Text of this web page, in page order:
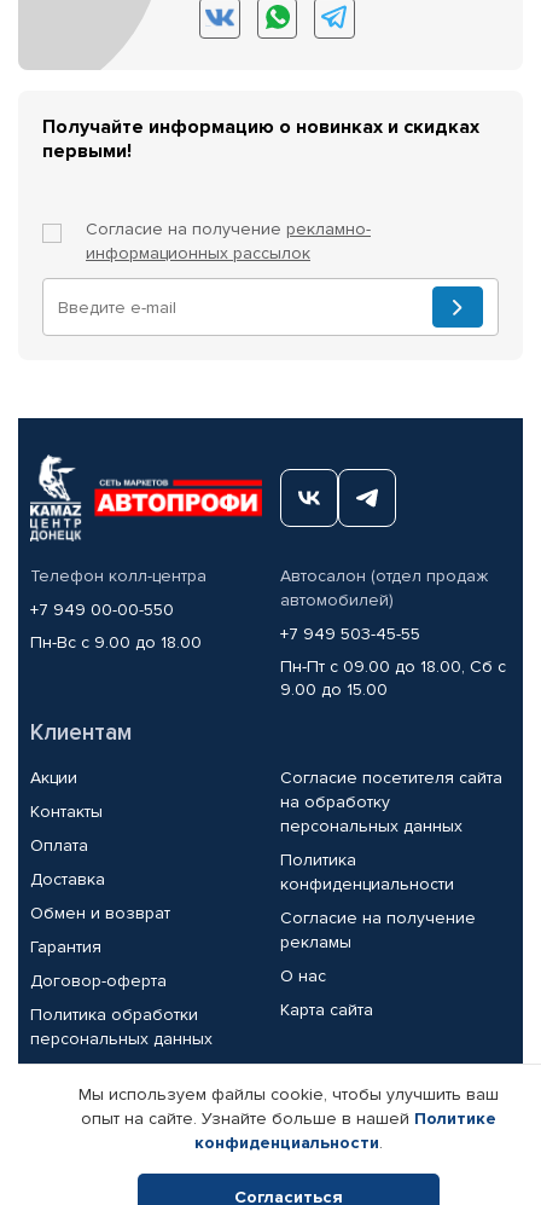
Получайте информацию о новинках и скидках
первыми!
Согласие на получение рекламно-
информационных рассылок
Телефон колл-центра
+7 949 00-00-550
Пн-Вс с 9.00 до 18.00
Автосалон (отдел продаж
автомобилей)
+7 949 503-45-55
Пн-Пт с 09.00 до 18.00, Сб с
9.00 до 15.00
Клиентам
Акции
Контакты
Оплата
Доставка
Обмен и возврат
Гарантия
Договор-оферта
Политика обработки
персональных данных
Согласие посетителя сайта
на обработку
персональных данных
Политика
конфиденциальности
Согласие на получение
рекламы
О нас
Карта сайта
Партнерам
Корпоративным клиентам
Поставщикам
Реквизиты компании
Мы используем файлы cookie, чтобы улучшить ваш
опыт на сайте. Узнайте больше в нашей Политике
конфиденциальности.
Согласиться